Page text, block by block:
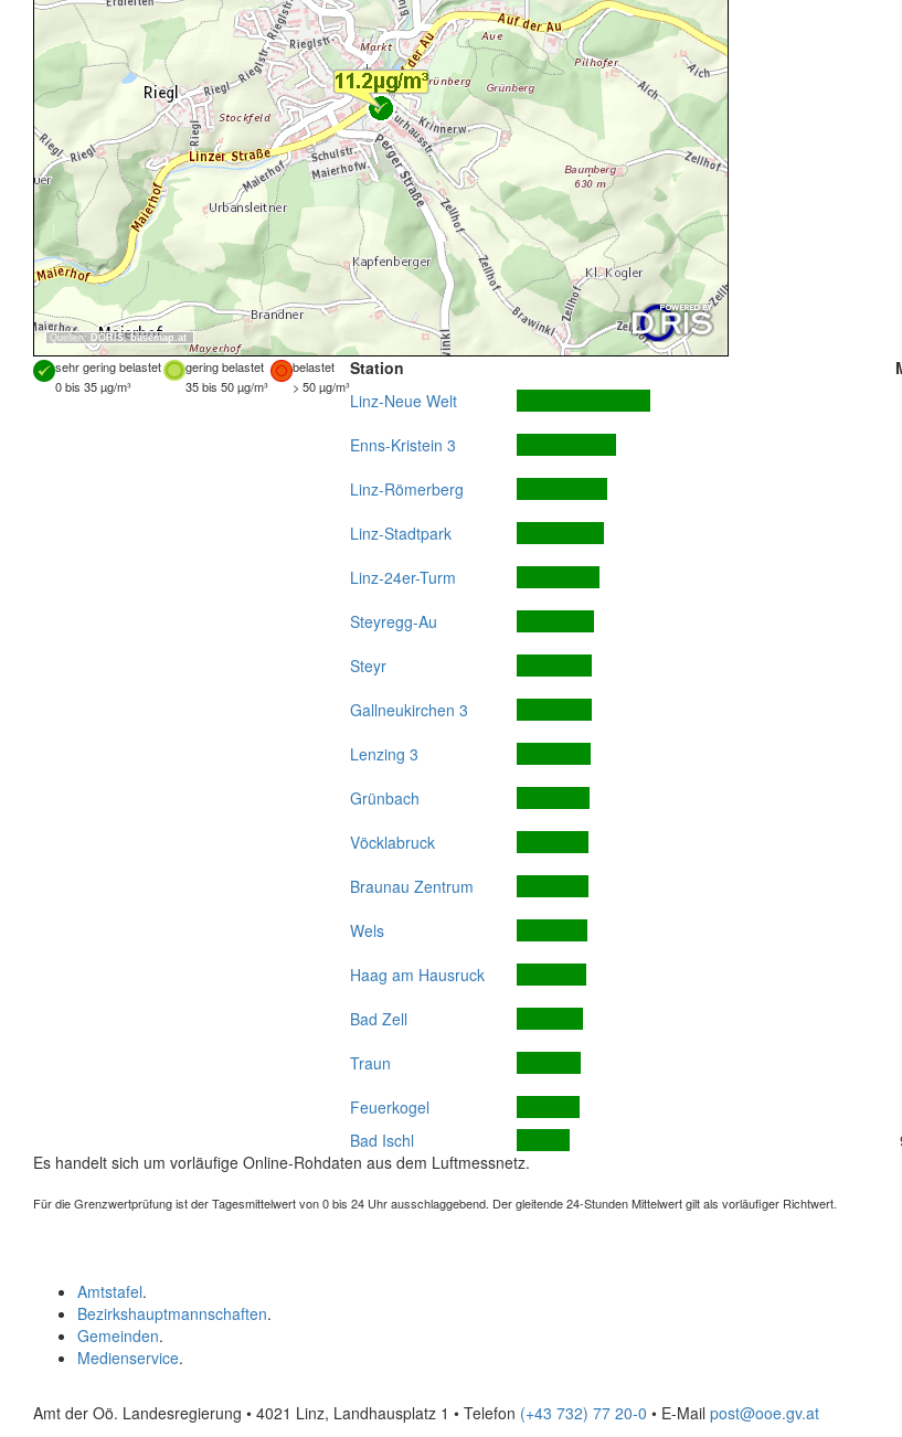
Quellen: DORIS,basemap.at
sehr gering belastet gering belastet
belastet
0 bis 35 µg/m³
35 bis 50 µg/m³ > 50 µg/m³
Station
Linz-Neue Welt
Enns-Kristein 3
Linz-Römerberg
Linz-Stadtpark
Linz-24er-Turm
Steyregg-Au
Steyr
Gallneukirchen 3
Lenzing 3
Grünbach
Vöcklabruck
Braunau Zentrum
Wels
Haag am Hausruck
Bad Zell
Traun
Feuerkogel
Bad Ischl
Es handelt sich um vorläufige Online-Rohdaten aus dem Luftmessnetz.
Für die Grenzwertprüfung ist der Tagesmittelwert von 0 bis 24 Uhr ausschlaggebend. Der gleitende 24-Stunden Mittelwert gilt als vorläufiger Richtwert.
Amtstafel.
Bezirkshauptmannschaften.
Gemeinden.
Medienservice.
Amt der Oö. Landesregierung • 4021 Linz, Landhausplatz 1 • Telefon (+43 732) 77 20-0 • E-Mail post@ooe.gv.at